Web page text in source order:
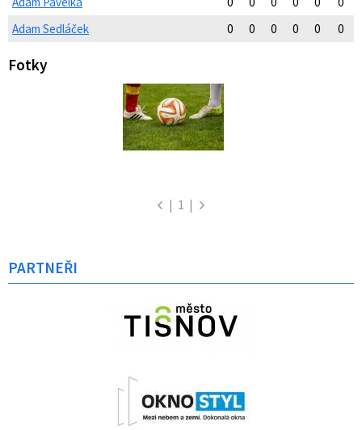
Adam Sedláček
0 0 0 0 0 0
Fotky
| 1 |
PARTNEŘI